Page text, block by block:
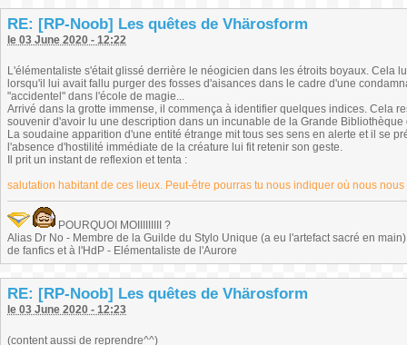
RE: [RP-Noob] Les quêtes de Vhärosform
le 03 June 2020 - 12:22
L'élémentaliste s'était glissé derrière le néogicien dans les étroits boyaux. Cela
lorsqu'il lui avait fallu purger des fosses d'aisances dans le cadre d'une
"accidentel" dans l'école de magie...
Arrivé dans la grotte immense, il commença à identifier quelques indices. Cela
souvenir d'avoir lu une description dans un incunable de la Grande Bibliothèque
La soudaine apparition d'une entité étrange mit tous ses sens en alerte et il se
l'absence d'hostilité immédiate de la créature lui fit retenir son geste.
Il prit un instant de reflexion et tenta :
salutation habitant de ces lieux. Peut-être pourras tu nous indiquer où nous nous
POURQUOI MOIIIIIIIII ?
Alias Dr No - Membre de la Guilde du Stylo Unique (a eu l'artefact sacré en
de fanfics et à l'HdP - Elémentaliste de l'Aurore
RE: [RP-Noob] Les quêtes de Vhärosform
le 03 June 2020 - 12:23
(content aussi de reprendre^^)